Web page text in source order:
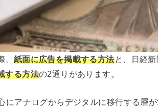
紙面に広告を掲載する方法と、日経
する方法の2通りがあります。
にアナログからデジタルに移行する層